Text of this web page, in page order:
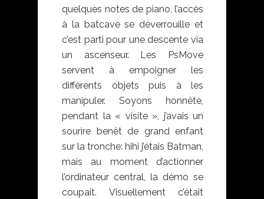
quelques notes de piano, l’accès
à la batcave se déverrouille et
c’est parti pour une descente via
un ascenseur. Les PsMove
servent à empoigner les
différents objets puis à les
manipuler. Soyons honnête,
pendant la « visite », j’avais un
sourire benêt de grand enfant
sur la tronche: hihi j’étais Batman,
mais au moment d’actionner
l’ordinateur central, la démo se
coupait. Visuellement c’était